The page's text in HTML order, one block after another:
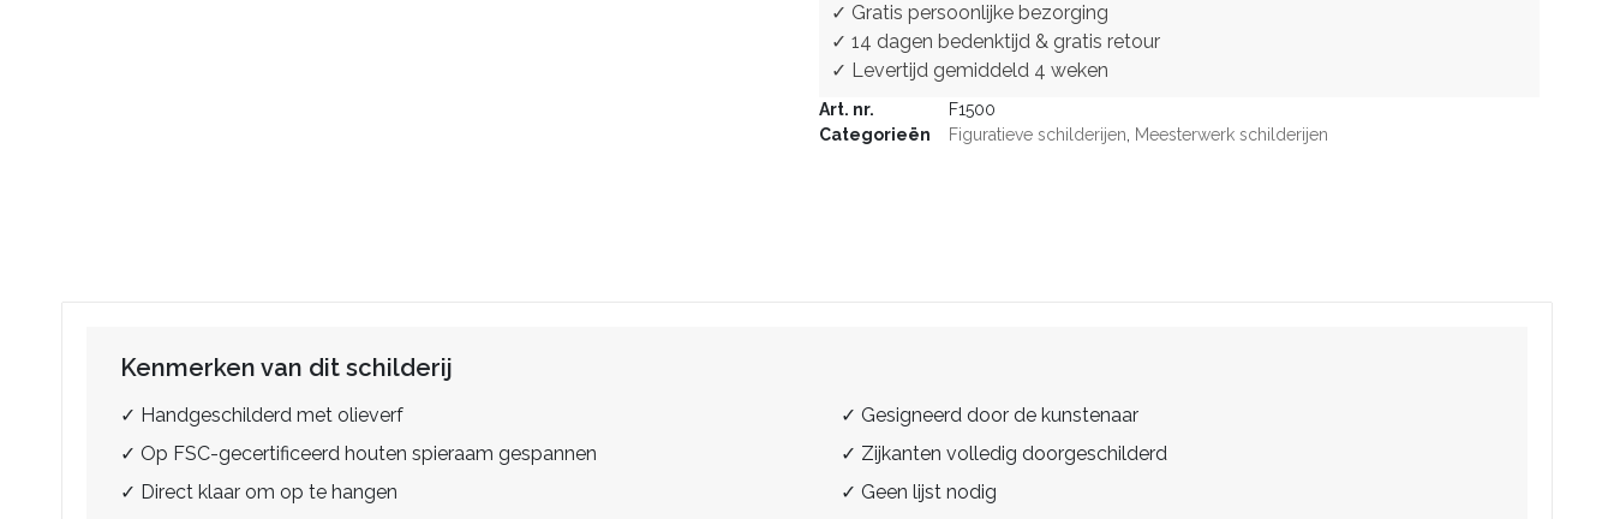
✓ Gratis persoonlijke bezorging
✓ 14 dagen bedenktijd & gratis retour
✓ Levertijd gemiddeld 4 weken
Art. nr.
F1500
Categorieën
Figuratieve schilderijen Meesterwerk schilderijen
Kenmerken van dit schilderij
✓ Handgeschilderd met olieverf
✓ Gesigneerd door de kunstenaar
✓ Op FSC-gecertificeerd houten spieraam gespannen
✓ Zijkanten volledig doorgeschilderd
✓ Direct klaar om op te hangen
✓ Geen lijst nodig